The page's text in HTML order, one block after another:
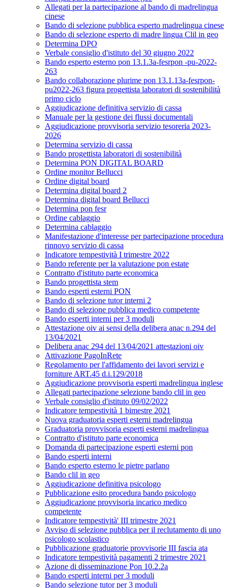
Allegati per la partecipazione al bando di madrelingua
cinese
Bando di selezione pubblica esperto madrelingua cinese
Bando di selezione esperto di madre lingua Clil in geo
Determina DPO
Verbale consiglio d'istituto del 30 giugno 2022
Bando esperto esterno pon 13.1.3a-fesrpon -pu-2022-
263
Bando collaborazione plurime pon 13.1.13a-fesrpon-
pu2022-263 figura progettista laboratori di sostenibilità
primo ciclo
Aggiudicazione definitiva servizio di cassa
Manuale per la gestione dei flussi documentali
Aggiudicazione provvisoria servizio tesoreria 2023-
2026
Determina servizio di cassa
Bando progettista laboratori di sostenibilità
Determina PON DIGITAL BOARD
Ordine monitor Bellucci
Ordine digital board
Determina digital board 2
Determina digital board Bellucci
Determina pon fesr
Ordine cablaggio
Determina cablaggio
Manifestazione d'interesse per partecipazione procedura
rinnovo servizio di cassa
Indicatore tempestività I trimestre 2022
Bando referente per la valutazione pon estate
Contratto d'istituto parte economica
Bando progettista stem
Bando esperti esterni PON
Bando di selezione tutor interni 2
Bando di selezione pubblica medico competente
Bando esperti interni per 3 moduli
Attestazione oiv ai sensi della delibera anac n.294 del
13/04/2021
Delibera anac 294 del 13/04/2021 attestazioni oiv
Attivazione PagoInRete
Regolamento per l'affidamento dei lavori servizi e
forniture ART.45 d.i.129/2018
Aggiudicazione provvisoria esperti madrelingua inglese
Allegati partecipazione selezione bando clil in geo
Verbale consiglio d'istituto 09/02/2022
Indicatore tempestività 1 bimestre 2021
Nuova graduatoria esperti esterni madrelingua
Graduatoria provvisoria esperti esterni madrelingua
Contratto d'istituto parte economica
Domanda di partecipazione esperti esterni pon
Bando esperti interni
Bando esperto esterno le pietre parlano
Bando clil in geo
Aggiudicazione definitiva psicologo
Pubblicazione esito procedura bando psicologo
Aggiudicazione provvisoria incarico medico
competente
Indicatore tempestività' III trimestre 2021
Avviso di selezione pubblica per il reclutamento di uno
psicologo scolastico
Pubblicazione graduatorie provvisorie III fascia ata
Indicatore tempestività pagamenti 2 trimestre 2021
Azione di disseminazione Pon 10.2.2a
Bando esperti interni per 3 moduli
Bando selezione tutor per 3 moduli